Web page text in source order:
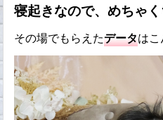
寝起きなので、めちゃく
その場でもらえたデータはこ